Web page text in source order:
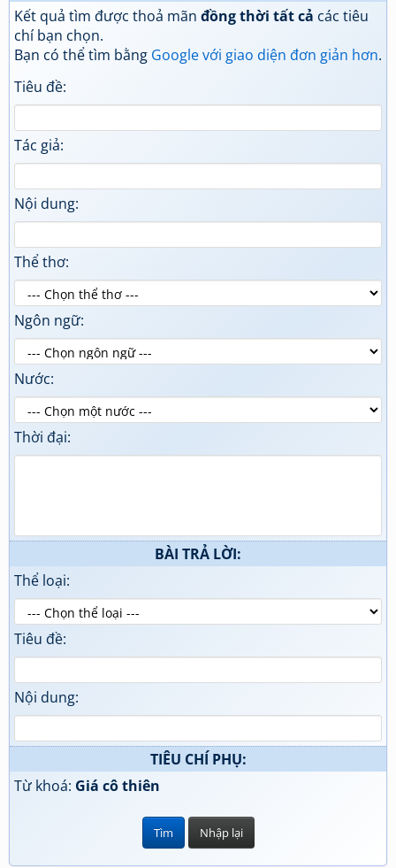
Kết quả tìm được thoả mãn đồng thời tất cả các tiêu
chí bạn chọn.
Bạn có thể tìm bằng Google với giao diện đơn giản hơn.
Tiêu đề:
Tác giả:
Nội dung:
Thể thơ:
Ngôn ngữ:
Nước:
Thời đại:
BÀI TRẢ LỜI:
Thể loại:
Tiêu đề:
Nội dung:
TIÊU CHÍ PHỤ:
Từ khoá: Giá cô thiên